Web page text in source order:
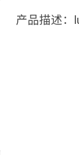
产品描述：